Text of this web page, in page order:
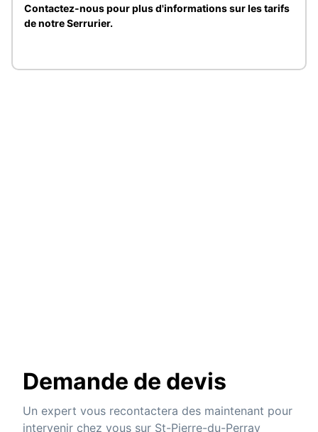
Contactez-nous pour plus d'informations sur les tarifs
de notre Serrurier.
Demande de devis
Un expert vous recontactera des maintenant pour
intervenir chez vous sur St-Pierre-du-Perray